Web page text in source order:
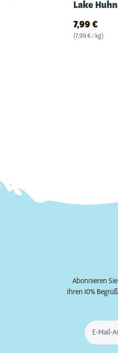
Lake
7,99€
(7,99 € / kg)
Abonnieren
Ihren 10%
E-Mail-